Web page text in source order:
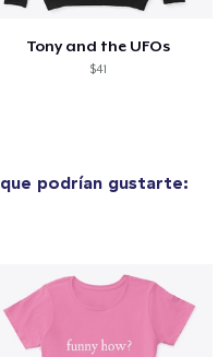
Tony and the UFOs
$41
que podrían gustarte: